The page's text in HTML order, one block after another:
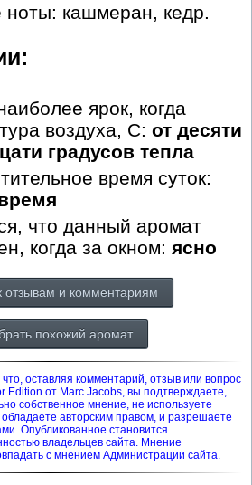
ноты: кашмеран, кедр.
ярок, когда
воздуха, С: от десяти
градусов тепла
время суток:
что данный аромат
когда за окном: ясно
отзывам и комментариям
похожий аромат
оставляя комментарий, отзыв или вопрос
Edition от Marc Jacobs, вы подтверждаете,
собственное мнение, не используете
авторским правом, и разрешаете
Опубликованное становится
владельцев сайта. Мнение
с мнением Администрации сайта.